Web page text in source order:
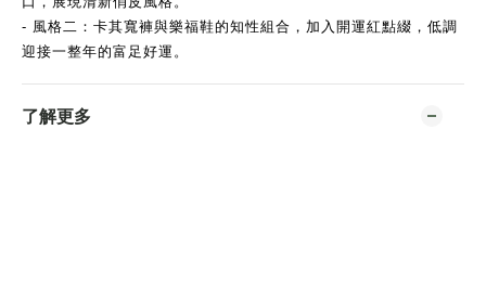
- 風格二：卡其寬褲與樂福鞋的知性組合，加入開運紅點綴，低調
迎接一整年的富足好運。
了解更多